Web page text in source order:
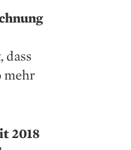
dass
mehr
2018